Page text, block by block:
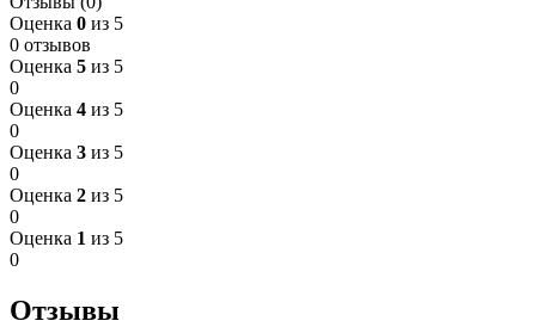
Оценка 0 из 5
0 отзывов
Оценка 5 из 5
0
Оценка 4 из 5
0
Оценка 3 из 5
0
Оценка 2 из 5
0
Оценка 1 из 5
0
Отзывы